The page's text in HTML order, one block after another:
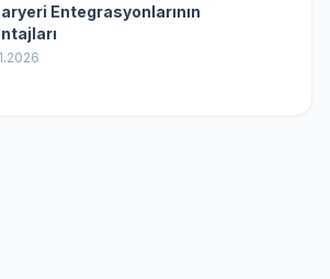
Entegrasyonlarının